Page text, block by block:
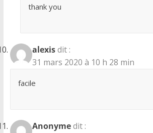
thank you
alexisdit :
31 mars 2020 à 10 h 28 min
facile
Anonymedit :